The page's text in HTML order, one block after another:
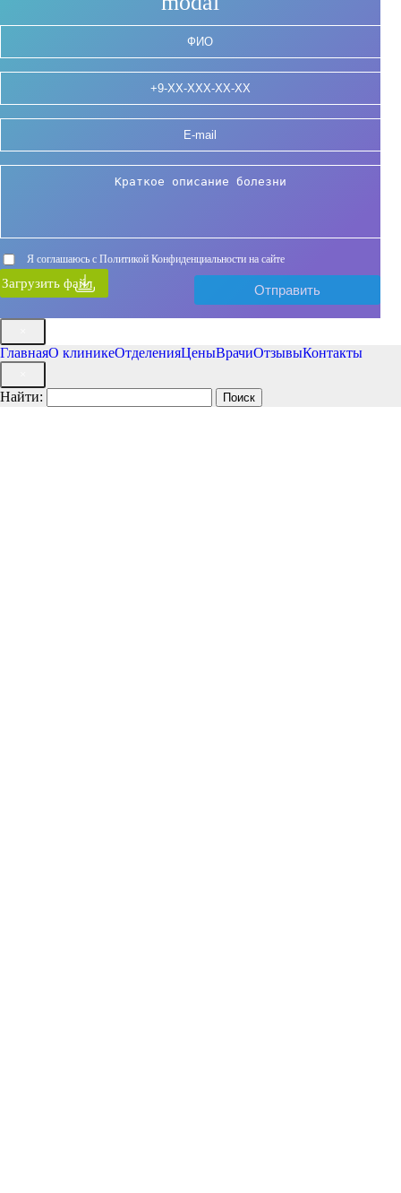
Я соглашаюсь с Политикой Конфиденциальности на сайте
Загрузить файл
ГлавнаяО клиникеОтделенияЦеныВрачиОтзывыКонтакты
Найти: